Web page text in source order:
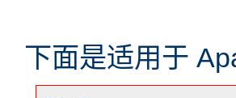
下面是适用于